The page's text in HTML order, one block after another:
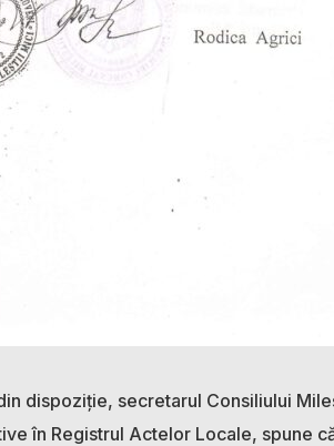
dispoziție, secretarul Consiliului
în Registrul Actelor Locale, spune